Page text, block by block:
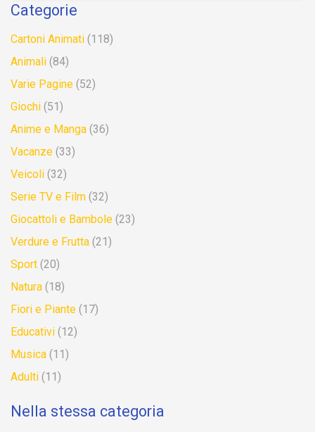
Categorie
Cartoni Animati (118)
Animali (84)
Varie Pagine (52)
Giochi (51)
Anime e Manga (36)
Vacanze (33)
Veicoli (32)
Serie TV e Film (32)
Giocattoli e Bambole (23)
Verdure e Frutta (21)
Sport (20)
Natura (18)
Fiori e Piante (17)
Educativi (12)
Musica (11)
Adulti (11)
Nella stessa categoria